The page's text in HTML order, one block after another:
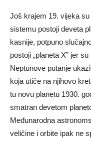
Još krajem 19. vijeka
sistemu postoji deveta
kasnije, potpuno
postoji „planeta X” jer
Neptunove putanje
koja utiče na njihovo
tu novu planetu 1930.
smatran devetom
Međunarodna
veličine i orbite ipak ne